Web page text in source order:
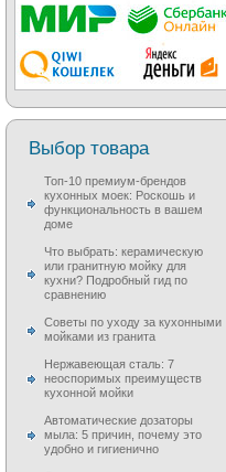
Выбор товара
Топ-10 премиум-брендов
кухонных моек: Роскошь и
функциональность в вашем
доме
Что выбрать: керамическую
или гранитную мойку для
кухни? Подробный гид по
сравнению
Советы по уходу за кухонными
мойками из гранита
Нержавеющая сталь: 7
неоспоримых преимуществ
кухонной мойки
Автоматические дозаторы
мыла: 5 причин, почему это
удобно и гигиенично